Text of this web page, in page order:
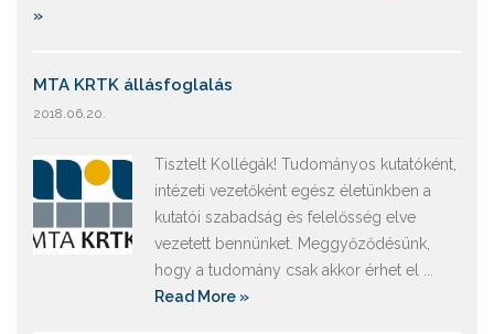
»
MTA KRTK állásfoglalás
2018.06.20.
Tisztelt Kollégák! Tudományos kutatóként,
intézeti vezetőként egész életünkben a
kutatói szabadság és felelősség elve
vezetett bennünket. Meggyőződésünk,
hogy a tudomány csak akkor érhet el ...
Read More »